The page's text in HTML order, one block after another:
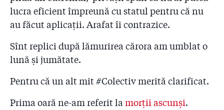
spune Arafat
2.23
#Colectiv - Raed Arafat îi răspunde lui Dacian
făcut pe caldarâm!”. I-a trimis premierului și poze din
Belgia
2.24
#Colectiv. Șeful Corpului de Control al lui Cioloș: ”N-
am știut că mașinile SMURD nu au GPS! Poate așa se
explică cifrele neclare”
lucra eficient împreună cu statul pentru că nu
au făcut aplicații. Arafat îi contrazice.
Sînt replici după lămurirea cărora am umblat o
lună și jumătate.
Pentru că un alt mit #Colectiv merită clarificat.
Prima oară ne-am referit lamorții ascunși.